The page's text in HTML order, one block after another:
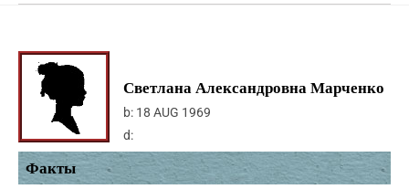
Светлана Александровна Марченко
b: 18 AUG 1969
d:
Факты